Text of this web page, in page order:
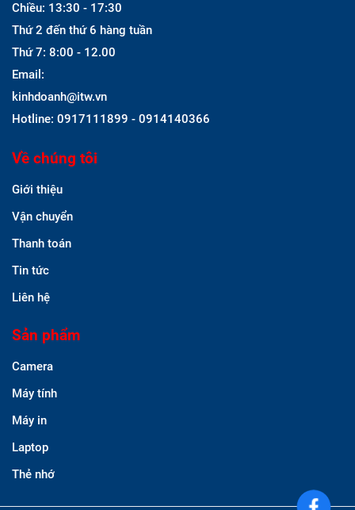
Chiều: 13:30 - 17:30
Thứ 2 đến thứ 6 hàng tuần
Thứ 7: 8:00 - 12.00
Email:
kinhdoanh@itw.vn
Hotline: 0917111899 - 0914140366
Về chúng tôi
Giới thiệu
Vận chuyển
Thanh toán
Tin tức
Liên hệ
Sản phẩm
Camera
Máy tính
Máy in
Laptop
Thẻ nhớ